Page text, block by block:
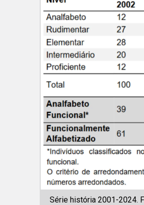
Série história 2001-2024.